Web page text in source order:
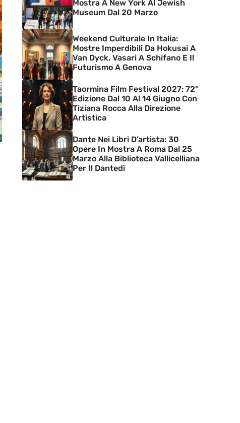
Mostra A New York Al Jewish
Museum Dal 20 Marzo
Weekend Culturale In Italia:
Mostre Imperdibili Da Hokusai A
Van Dyck, Vasari A Schifano E Il
Futurismo A Genova
Taormina Film Festival 2027: 72ª
Edizione Dal 10 Al 14 Giugno Con
Tiziana Rocca Alla Direzione
Artistica
Dante Nei Libri D’artista: 30
Opere In Mostra A Roma Dal 25
Marzo Alla Biblioteca Vallicelliana
Per Il Dantedì